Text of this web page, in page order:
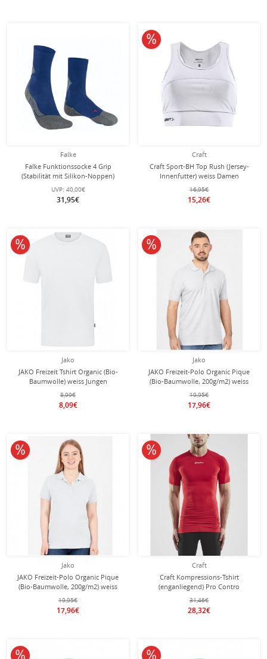
Falke
Falke Funktionssocke 4 Grip
(Stabilität mit Silikon-Noppen)
blau/grau Herren - 1 Paar
UVP: 40,00€
31,95€
Craft
Craft Sport-BH Top Rush (Jersey-
Innenfutter) weiss Damen
16,95€
15,26€
10% reduziert
Jako
JAKO Freizeit Tshirt Organic (Bio-
Baumwolle) weiss Jungen
8,99€
8,09€
10% reduziert
Jako
JAKO Freizeit-Polo Organic Pique
(Bio-Baumwolle, 200g/m2) weiss
Herren
19,95€
17,96€
10% reduziert
Jako
JAKO Freizeit-Polo Organic Pique
(Bio-Baumwolle, 200g/m2) weiss
Damen
19,95€
17,96€
10% reduziert
Craft
Craft Kompressions-Tshirt
(enganliegend) Pro Contro
Unterwäsche rot Herren
31,46€
28,32€
10% reduziert
10% reduziert 10% reduziert